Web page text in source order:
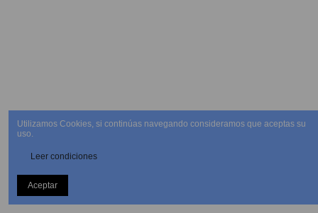
Utilizamos Cookies, si continúas navegando consideramos que aceptas su
uso.
Leer condiciones
Aceptar